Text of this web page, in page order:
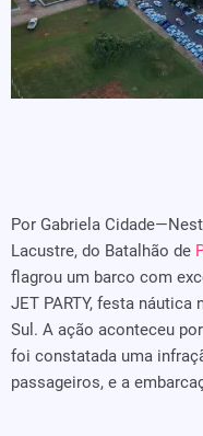
Por Gabriela
Lacustre, do Batalhão de
flagrou um barco com
JET PARTY, festa náutica
Sul. A ação aconteceu
foi constatada uma
passageiros, e a